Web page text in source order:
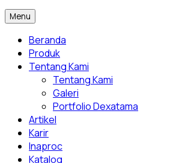
Menu
Beranda
Produk
Tentang Kami
Tentang Kami
Galeri
Portfolio Dexatama
Artikel
Karir
Inaproc
Katalog